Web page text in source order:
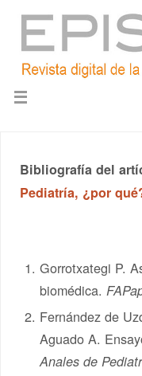
Bibliografía del
Pediatría, ¿por
Gorrotxategi P.
biomédica.
Fernández de
Aguado A.
Anales de